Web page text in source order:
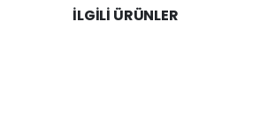
İLGILI ÜRÜNLER